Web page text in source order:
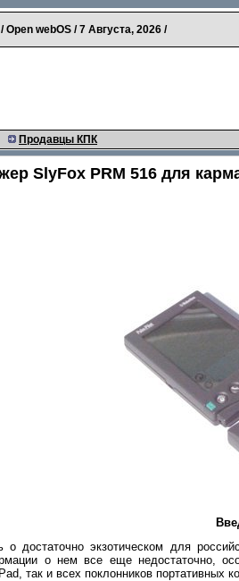
Open webOS /7 Августа, 2026 /
Продавцы КПК
SlyFox PRM 516 для
достаточно экзотическом для
о нем все еще недостаточно,
так и всех поклонников портативных